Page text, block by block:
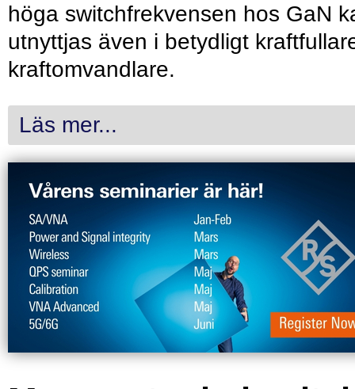
höga switchfrekvensen hos GaN
utnyttjas även i betydligt
kraftomvandlare.
Läs mer...